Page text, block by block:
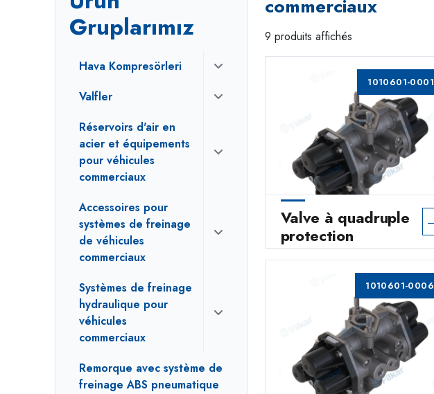
Gruplarımız
Hava Kompresörleri
Valfler
Réservoirs d'air en
acier et équipements
pour véhicules
commerciaux
Accessoires pour
systèmes de freinage
de véhicules
commerciaux
Systèmes de freinage
hydraulique pour
véhicules
commerciaux
Remorque avec système de
freinage ABS pneumatique
commerciaux
9 produits affichés
1010601-0001
Valve à quadruple
protection
1010601-0006